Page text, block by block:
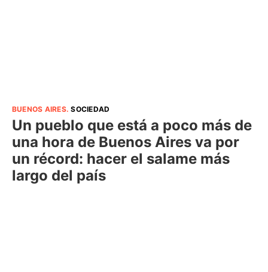
BUENOS AIRES.SOCIEDAD
Un pueblo que está a poco más de
una hora de Buenos Aires va por
un récord: hacer el salame más
largo del país